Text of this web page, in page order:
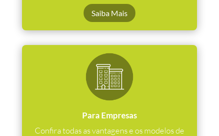
Saiba Mais
Para Empresas
Confira todas as vantagens e os modelos de